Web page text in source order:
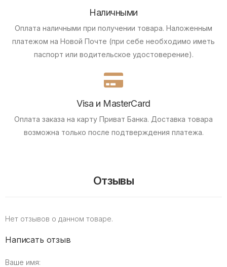
Наличными
Оплата наличными при получении товара. Наложенным
платежом на Новой Почте (при себе необходимо иметь
паспорт или водительское удостоверение).
Visa и MasterCard
Оплата заказа на карту Приват Банка. Доставка товара
возможна только после подтверждения платежа.
Отзывы
Нет отзывов о данном товаре.
Написать отзыв
Ваше имя: